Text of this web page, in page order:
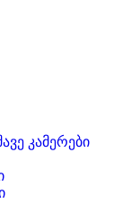
კამერები